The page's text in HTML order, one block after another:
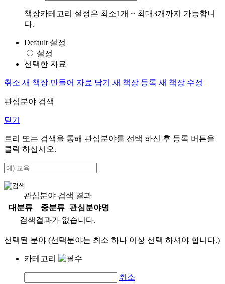
책장카테고리 설정은 최소1개 ~ 최대3개까지 가능합니
다.
Default 설정
설정
선택한 자료
취소 새 책장 만들어 자료 담기 새 책장 등록 새 책장 수정
관심분야 검색
닫기
트리 또는 검색을 통해 관심분야를 선택 하신 후 등록 버튼을
클릭 하십시오.
관심분야 검색 결과
대분류
중분류
관심분야명
검색결과가 없습니다.
선택된 분야 (선택분야는 최소 하나 이상 선택 하셔야 합니다.)
카테고리
취소